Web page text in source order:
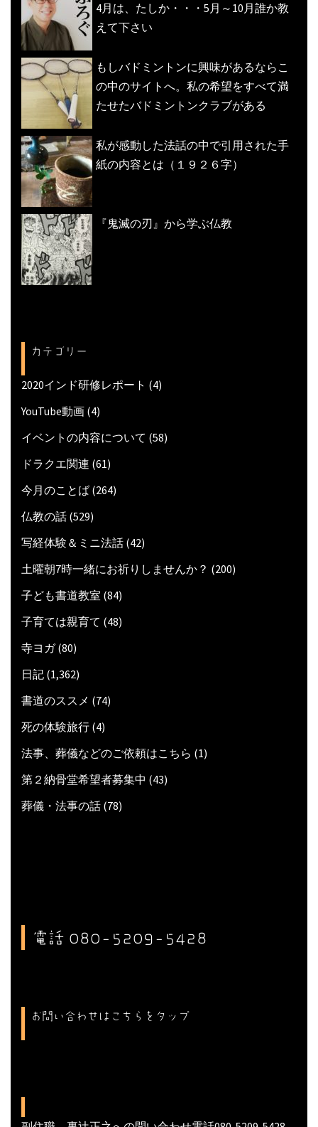
4月は、たしか・・・5月～10月誰か教
えて下さい
もしバドミントンに興味があるならこ
の中のサイトへ。私の希望をすべて満
たせたバドミントンクラブがある
私が感動した法話の中で引用された手
紙の内容とは（１９２６字）
『鬼滅の刃』から学ぶ仏教
カテゴリー
2020インド研修レポート (4)
YouTube動画 (4)
イベントの内容について (58)
ドラクエ関連 (61)
今月のことば (264)
仏教の話 (529)
写経体験＆ミニ法話 (42)
土曜朝7時一緒にお祈りしませんか？ (200)
子ども書道教室 (84)
子育ては親育て (48)
寺ヨガ(80)
日記 (1,362)
書道のススメ (74)
死の体験旅行 (4)
法事、葬儀などのご依頼はこちら (1)
第２納骨堂希望者募集中 (43)
葬儀・法事の話 (78)
電話 080-5209-5428
お問い合わせはこちらをタップ